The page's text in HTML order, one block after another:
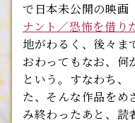
で日本未公開の映画
ナント／恐怖を借り
地がわるく、後々ま
おわってもなお、何
という。すなわち、
た、そんな作品をめ
み終わったあと、読